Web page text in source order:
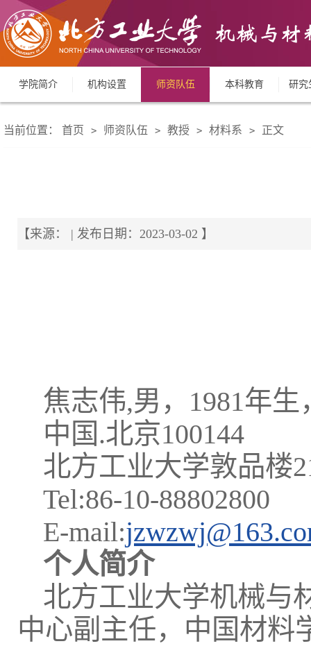
学院简介 机构设置 师资队伍 本科教育 研究
当前位置： 首页 > 师资队伍 > 教授 > 材料系 > 正文
【来源： | 发布日期：2023-03-02 】
焦志伟,男，1981年
中国.北京100144
北方工业大学敦品楼
Tel:86-10-88802800
E-mail:
个人简介
北方工业大学机械与
中心副主任，中国材料